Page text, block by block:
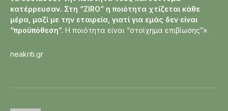
κατέρρευσαν. Στη “ΖΙRΟ” η ποιότητα χτίζεται κάθε
μέρα, μαζί με την εταιρεία, γιατί για εμάς δεν είναι
“προϋπόθεση”. Η ποιότητα είναι “στοίχημα επιβίωσης”».
neakriti.gr